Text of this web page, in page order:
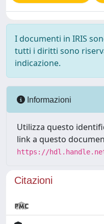
I documenti in IRIS
tutti i diritti sono
indicazione.
Informazioni
Utilizza questo
link a questo
https://
Citazioni